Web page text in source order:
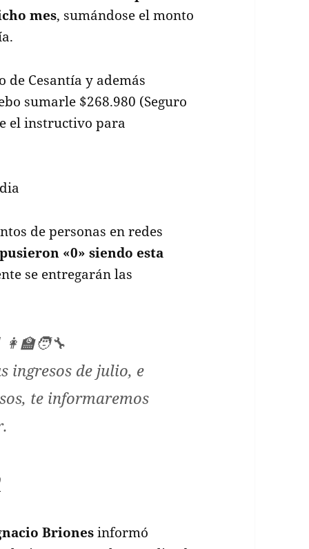
mes, sumándose el monto
de Cesantía y además
sumarle $268.980 (Seguro
el instructivo para
de personas en redes
«0» siendo esta
se entregarán las
ingresos de julio, e
te informaremos
Brionesinformó